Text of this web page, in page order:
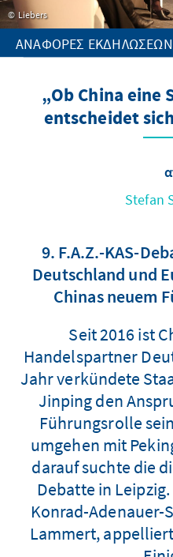
Liebers
ΑΝΑΦΟΡΈΣ ΕΚΔΗΛΏΣΕΩΝ
„Ob China
entscheidet
Stefan
9. F.A.Z.-KAS-
Deutschland und
Chinas neuem
Seit 2016 ist
Handelspartner
Jahr verkündete
Jinping den
Führungsrolle
umgehen mit
darauf suchte die
Debatte in
Konrad-Adenauer-
Lammert,